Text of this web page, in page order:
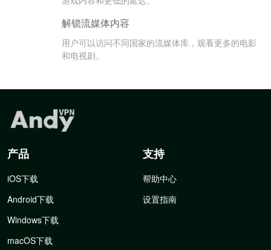
解锁流媒体内容
用户可以访问不同国家的流媒体库，观看更多的电影
和电视剧。
产品
iOS下载
Android下载
Windows下载
macOS下载
支持
帮助中心
设置指南